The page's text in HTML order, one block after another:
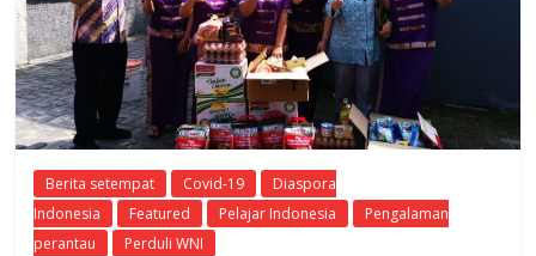
Berita setempat Covid-19
Diaspora
Indonesia
Featured Pelajar Indonesia
Pengalaman
perantau
Perduli WNI